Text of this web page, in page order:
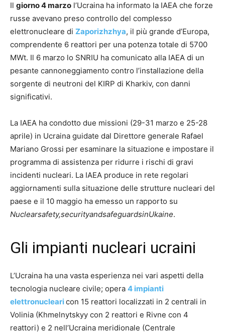
Il giorno 4 marzo l’Ucraina ha informato la IAEA che forze
russe avevano preso controllo del complesso
elettronucleare di Zaporizhzhya, il più grande d’Europa,
comprendente 6 reattori per una potenza totale di 5700
MWt. Il 6 marzo lo SNRIU ha comunicato alla IAEA di un
pesante cannoneggiamento contro l’installazione della
sorgente di neutroni del KIRP di Kharkiv, con danni
significativi.
La IAEA ha condotto due missioni (29-31 marzo e 25-28
aprile) in Ucraina guidate dal Direttore generale Rafael
Mariano Grossi per esaminare la situazione e impostare il
programma di assistenza per ridurre i rischi di gravi
incidenti nucleari. La IAEA produce in rete regolari
aggiornamenti sulla situazione delle strutture nucleari del
paese e il 10 maggio ha emesso un rapporto su
Nuclearsafety,securityandsafeguardsinUkaine.
Gli impianti nucleari ucraini
L’Ucraina ha una vasta esperienza nei vari aspetti della
tecnologia nucleare civile; opera 4 impianti
elettronuclearicon 15 reattori localizzati in 2 centrali in
Volinia (Khmelnytskyy con 2 reattori e Rivne con 4
reattori) e 2 nell’Ucraina meridionale (Centrale